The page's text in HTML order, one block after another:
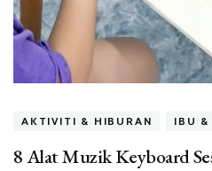
AKTIVITI & HIBURAN IBU &
8 Alat Muzik Keyboard